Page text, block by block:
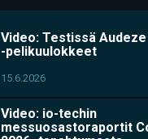
Video: Testissä
-pelikuulokkeet
15.6.2026
Video: io-techin
messuosastoraportit